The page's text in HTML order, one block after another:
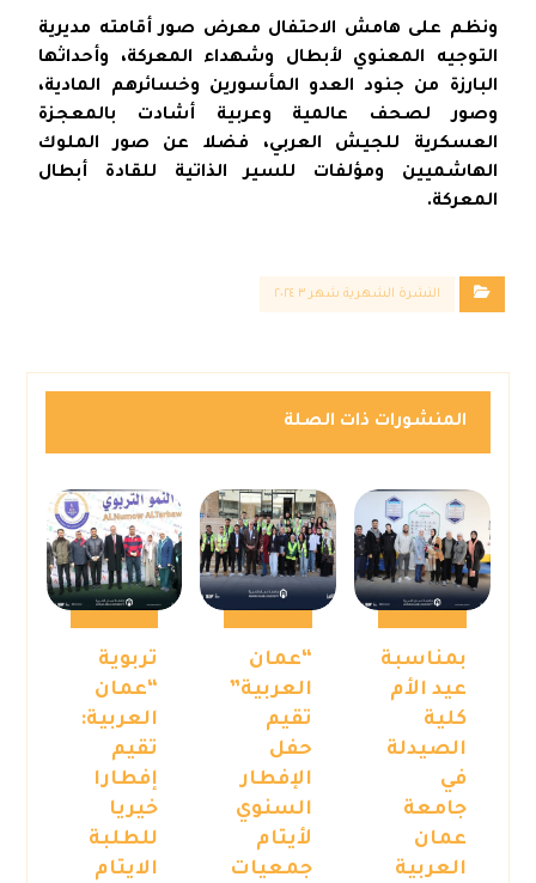
ونظم على هامش الاحتفال معرض صور أقامته مديرية
التوجيه المعنوي لأبطال وشهداء المعركة، وأحداثها
البارزة من جنود العدو المأسورين وخسائرهم المادية،
وصور لصحف عالمية وعربية أشادت بالمعجزة
العسكرية للجيش العربي، فضلا عن صور الملوك
الهاشميين ومؤلفات للسير الذاتية للقادة أبطال
المعركة.
النشرة الشهرية شهر ٣ ٢٠٢٤
المنشورات ذات الصلة
بمناسبة
عيد الأم
كلية
الصيدلة
في
جامعة
عمان
العربية
“عمان
العربية”
تقيم
حفل
الإفطار
السنوي
لأيتام
جمعيات
تربوية
“عمان
العربية:
تقيم
إفطارا
خيريا
للطلبة
الايتام